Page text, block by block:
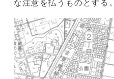
な注意を払うものとする。